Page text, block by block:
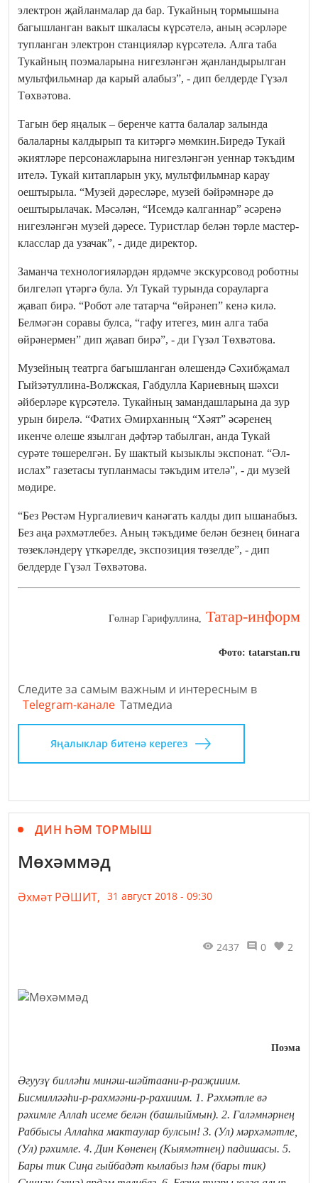
электрон җайланмалар да бар. Тукайның тормышына
багышланган вакыт шкаласы күрсәтелә, аның әсәрләре
тупланган электрон станцияләр күрсәтелә. Алга таба
Тукайның поэмаларына нигезләнгән җанландырылган
мультфильмнар да карый алабыз”, - дип белдерде Гүзәл
Төхвәтова.
Тагын бер яңалык – беренче катта балалар залында
балаларны калдырып та китәргә мөмкин.Биредә Тукай
әкиятләре персонажларына нигезләнгән уеннар тәкъдим
ителә. Тукай китапларын уку, мультфильмнар карау
оештырыла. “Музей дәресләре, музей бәйрәмнәре дә
оештырылачак. Мәсәлән, “Исемдә калганнар” әсәренә
нигезләнгән музей дәресе. Туристлар белән төрле мастер-
класслар да узачак”, - диде директор.
Заманча технологияләрдән ярдәмче экскурсовод роботны
билгеләп үтәргә була. Ул Тукай турында сорауларга
җавап бирә. “Робот әле татарча “өйрәнеп” кенә килә.
Белмәгән соравы булса, “гафу итегез, мин алга таба
өйрәнермен” дип җавап бирә”, - ди Гүзәл Төхвәтова.
Музейның театрга багышланган өлешендә Сәхибҗамал
Гыйзәтуллина-Волжская, Габдулла Кариевның шәхси
әйберләре күрсәтелә. Тукайның замандашларына да зур
урын бирелә. “Фатих Әмирханның “Хәят” әсәренең
икенче өлеше язылган дәфтәр табылган, анда Тукай
сурәте төшерелгән. Бу шактый кызыклы экспонат. “Әл-
ислах” газетасы тупланмасы тәкъдим ителә”, - ди музей
мөдире.
“Без Рөстәм Нургалиевич канәгать калды дип ышанабыз.
Без аңа рәхмәтлебез. Аның тәкъдиме белән безнең бинага
төзекләндерү үткәрелде, экспозиция төзелде”, - дип
белдерде Гүзәл Төхвәтова.
Гөлнар Гарифуллина, Татар-информ
Фото: tatarstan.ru
Следите за самым важным и интересным в
Telegram-канале Татмедиа
Яңалыклар битенә керегез
ДИН ҺӘМ ТОРМЫШ
Мөхәммәд
Әхмәт РӘШИТ, 31 август 2018 - 09:30
2437 0 2
Поэма
Әгуузү билләһи минәш-шәйтаани-р-раҗииим.
Бисмилләәһи-р-рахмәәни-р-рахииим. 1. Рәхмәтле вә
рәхимле Аллаһ исеме белән (башлыймын). 2. Галәмнәрнең
Раббысы Аллаһка мактаулар булсын! 3. (Ул) мәрхәмәтле,
(Ул) рәхимле. 4. Дин Көненең (Кыямәтнең) падишасы. 5.
Бары тик Сиңа гыйбадәт кылабыз һәм (бары тик)